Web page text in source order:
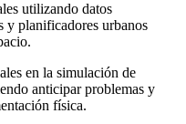
utilizando datos
y planificadores urbanos
en la simulación de
anticipar problemas y
física.